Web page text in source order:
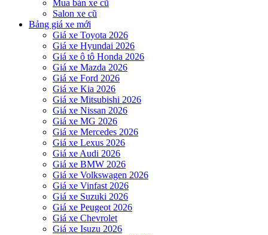
Mua bán xe cũ
Salon xe cũ
Bảng giá xe mới
Giá xe Toyota 2026
Giá xe Hyundai 2026
Giá xe ô tô Honda 2026
Giá xe Mazda 2026
Giá xe Ford 2026
Giá xe Kia 2026
Giá xe Mitsubishi 2026
Giá xe Nissan 2026
Giá xe MG 2026
Giá xe Mercedes 2026
Giá xe Lexus 2026
Giá xe Audi 2026
Giá xe BMW 2026
Giá xe Volkswagen 2026
Giá xe Vinfast 2026
Giá xe Suzuki 2026
Giá xe Peugeot 2026
Giá xe Chevrolet
Giá xe Isuzu 2026